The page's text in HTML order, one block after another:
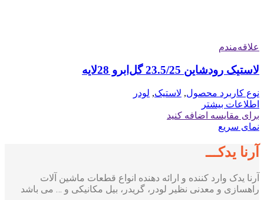
علاقه‌مندم
لاستیک رودشاین 23.5/25 گل‌ابرو 28لایه
نوع کاربرد محصول, لاستیک, لودر
اطلاعات بیشتر
برای مقایسه اضافه کنید
نمای سریع
آرنا یدکـــ
آرنا یدک وارد کننده و ارائه دهنده انواع قطعات ماشین آلات
راهسازی و معدنی نظیر لودر، گریدر، بیل مکانیکی و … می باشد